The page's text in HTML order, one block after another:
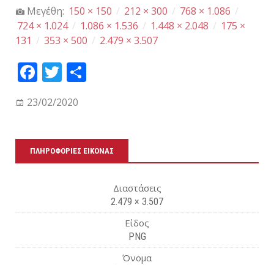
Μεγέθη: 150 × 150 / 212 × 300 / 768 × 1.086 /
724 × 1.024 / 1.086 × 1.536 / 1.448 × 2.048 / 175 ×
131 / 353 × 500 / 2.479 × 3.507
Fa
bo
T
tt
εί
τε
23/02/2020
ΠΛΗΡΟΦΟΡΊΕΣ ΕΙΚΌΝΑΣ
Διαστάσεις
2.479 × 3.507
Είδος
PNG
Όνομα